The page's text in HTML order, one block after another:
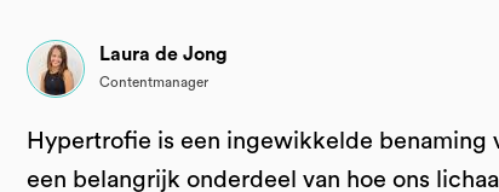
Laura de Jong
Contentmanager
Hypertrofie is een ingewikkelde benaming
een belangrijk onderdeel van hoe ons